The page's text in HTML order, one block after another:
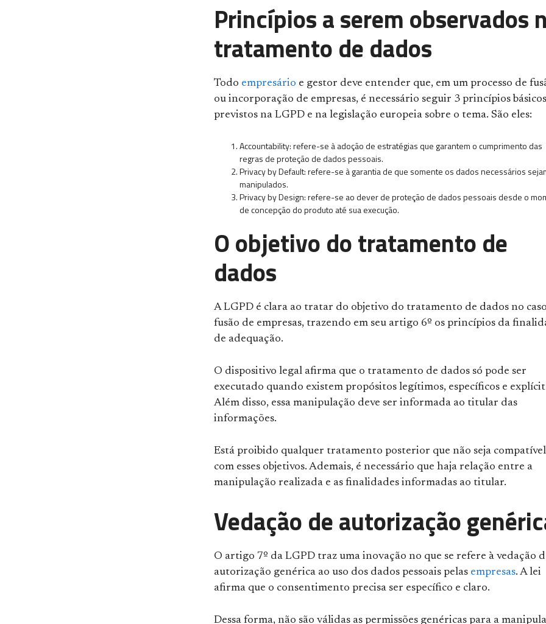
Princípios a serem observados
tratamento de dados
Todo empresário e gestor deve entender que, em um processo de
ou incorporação de empresas, é necessário seguir 3 princípios
previstos na LGPD e na legislação europeia sobre o tema. São eles:
Accountability: refere-se à adoção de estratégias que garantem o cumprimento das
regras de proteção de dados pessoais.
Privacy by Default: refere-se à garantia de que somente os dados necessários
manipulados.
Privacy by Design: refere-se ao dever de proteção de dados pessoais desde o
de concepção do produto até sua execução.
O objetivo do tratamento de
dados
A LGPD é clara ao tratar do objetivo do tratamento de dados no
fusão de empresas, trazendo em seu artigo 6º os princípios da
de adequação.
O dispositivo legal afirma que o tratamento de dados só pode ser
executado quando existem propósitos legítimos, específicos e
Além disso, essa manipulação deve ser informada ao titular das
informações.
Está proibido qualquer tratamento posterior que não seja compatível
com esses objetivos. Ademais, é necessário que haja relação entre a
manipulação realizada e as finalidades informadas ao titular.
Vedação de autorização
O artigo 7º da LGPD traz uma inovação no que se refere à vedação
autorização genérica ao uso dos dados pessoais pelas empresas. A lei
afirma que o consentimento precisa ser específico e claro.
Dessa forma, não são válidas as permissões genéricas para a